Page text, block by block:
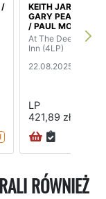
/
KEITH JARRETT /
GARY PEACOCK
/ PAUL MOTIAN
At The Deer Head
Inn (4LP)
22.08.2025
LP
421,89 zł
RÓWNIEŻ